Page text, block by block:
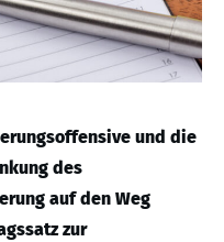
und die
des
auf den Weg
zur